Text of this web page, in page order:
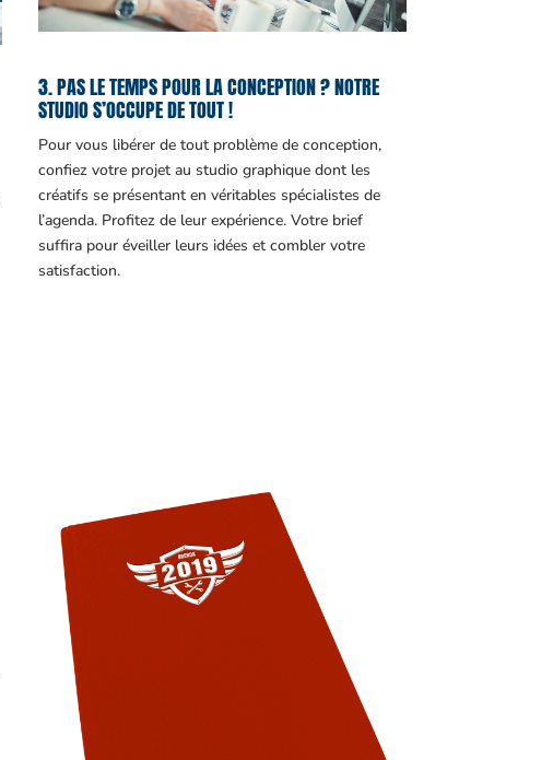
3. PAS LE TEMPS POUR LA CONCEPTION ? NOTRE
STUDIO S’OCCUPE DE TOUT !
Pour vous libérer de tout problème de conception,
confiez votre projet au studio graphique dont les
créatifs se présentant en véritables spécialistes de
l’agenda. Profitez de leur expérience. Votre brief
suffira pour éveiller leurs idées et combler votre
satisfaction.